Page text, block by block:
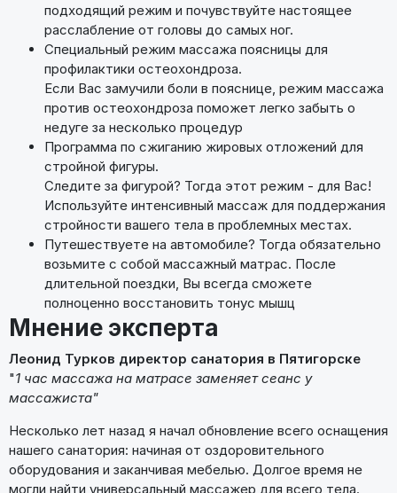
подходящий режим и почувствуйте настоящее
расслабление от головы до самых ног.
Специальный режим массажа поясницы для
профилактики остеохондроза.
Если Вас замучили боли в пояснице, режим массажа
против остеохондроза поможет легко забыть о
недуге за несколько процедур
Программа по сжиганию жировых отложений для
стройной фигуры.
Следите за фигурой? Тогда этот режим - для Вас!
Используйте интенсивный массаж для поддержания
стройности вашего тела в проблемных местах.
Путешествуете на автомобиле? Тогда обязательно
возьмите с собой массажный матрас. После
длительной поездки, Вы всегда сможете
полноценно восстановить тонус мышц
Мнение эксперта
Леонид Турков директор санатория в Пятигорске
"1 час массажа на матрасе заменяет сеанс у
массажиста"
Несколько лет назад я начал обновление всего оснащения
нашего санатория: начиная от оздоровительного
оборудования и заканчивая мебелью. Долгое время не
могли найти универсальный массажер для всего тела.